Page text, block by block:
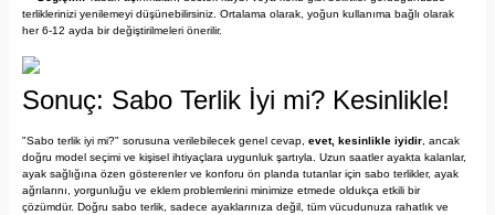
terliklerinizi yenilemeyi düşünebilirsiniz. Ortalama olarak, yoğun kullanıma bağlı olarak
her 6-12 ayda bir değiştirilmeleri önerilir.
Sonuç: Sabo Terlik İyi mi? Kesinlikle!
"Sabo terlik iyi mi?" sorusuna verilebilecek genel cevap, evet, kesinlikle iyidir , ancak
doğru model seçimi ve kişisel ihtiyaçlara uygunluk şartıyla. Uzun saatler ayakta kalanlar,
ayak sağlığına özen gösterenler ve konforu ön planda tutanlar için sabo terlikler, ayak
ağrılarını, yorgunluğu ve eklem problemlerini minimize etmede oldukça etkili bir
çözümdür. Doğru sabo terlik, sadece ayaklarınıza değil, tüm vücudunuza rahatlık ve